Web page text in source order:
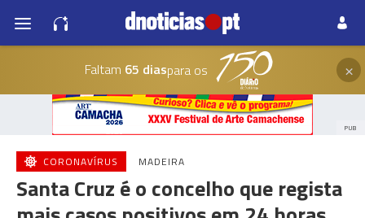
Faltam 65 diaspara os ×
PUB
CORONAVÍRUS MADEIRA
Santa Cruz é o concelho que regista